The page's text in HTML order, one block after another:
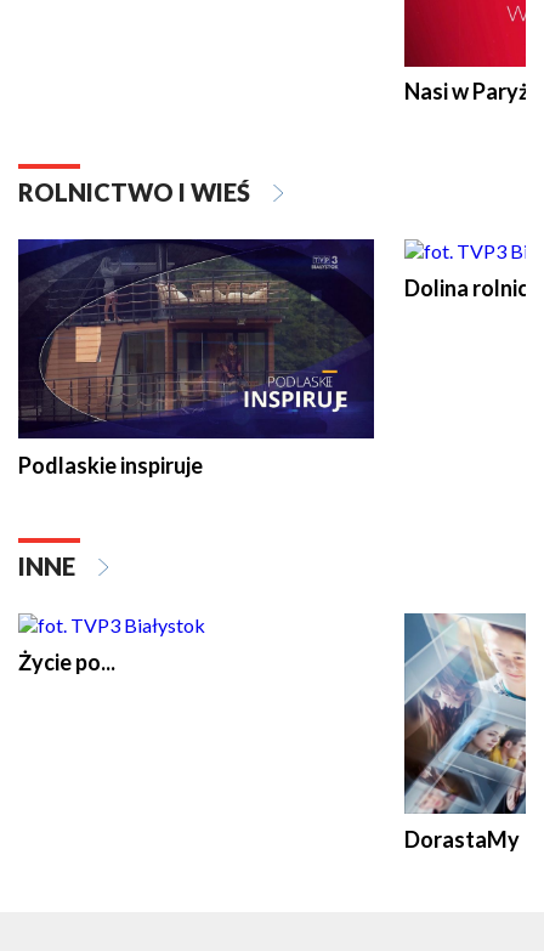
Nasi w Paryżu
ROLNICTWO I WIEŚ
Podlaskie inspiruje
Dolina
INNE
Życie po...
DorastaMy